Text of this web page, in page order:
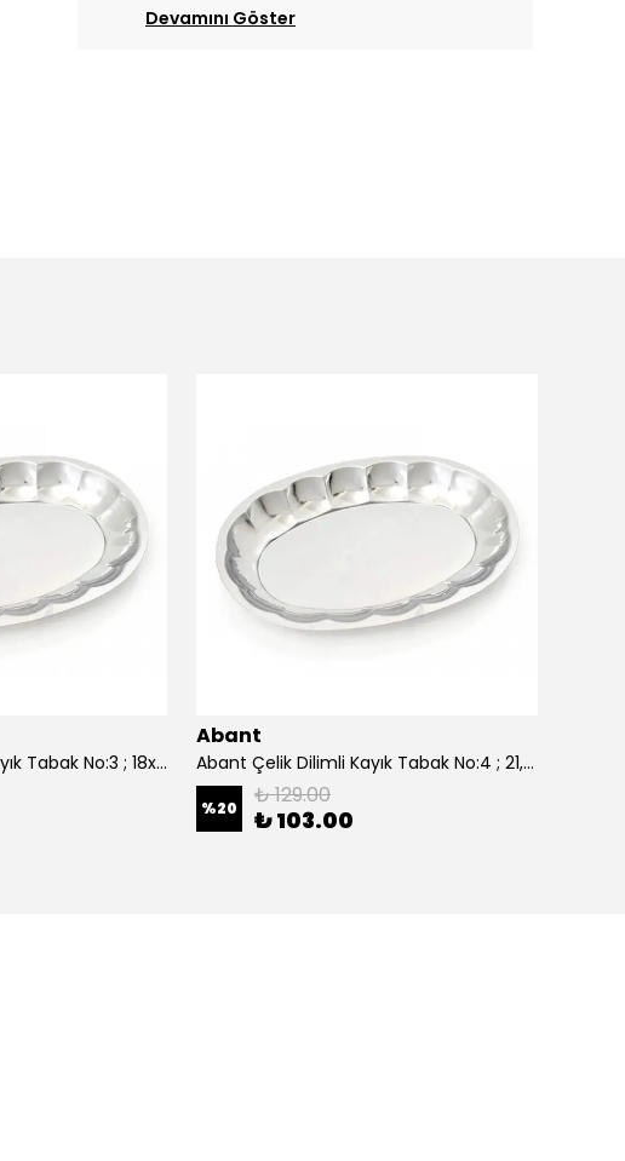
Devamını Göster
Abant Çelik Dilimli Kayık Tabak No:3 ; 18x27,5 cm.
Abant
Abant Çelik Dilimli Kayık Tabak No:4 ; 21,5x30,5 cm.
%20 ₺ 129.00
₺ 103.00